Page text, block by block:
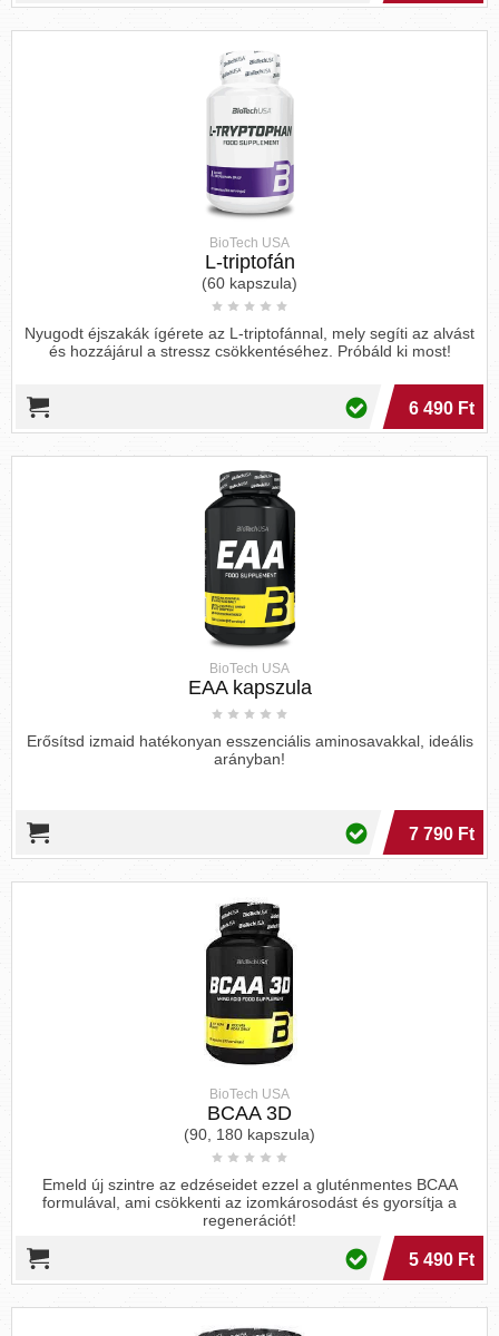
BioTech USA
L-triptofán
(60 kapszula)
Nyugodt éjszakák ígérete az L-triptofánnal, mely segíti az alvást
és hozzájárul a stressz csökkentéséhez. Próbáld ki most!
6 490 Ft
BioTech USA
EAA kapszula
Erősítsd izmaid hatékonyan esszenciális aminosavakkal, ideális
arányban!
7 790 Ft
BioTech USA
BCAA 3D
(90, 180 kapszula)
Emeld új szintre az edzéseidet ezzel a gluténmentes BCAA
formulával, ami csökkenti az izomkárosodást és gyorsítja a
regenerációt!
5 490 Ft